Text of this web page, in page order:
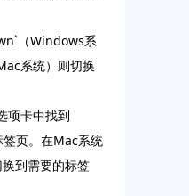
（Windows系
系统）则切换
项卡中找到
签页。在Mac系统
到需要的标签